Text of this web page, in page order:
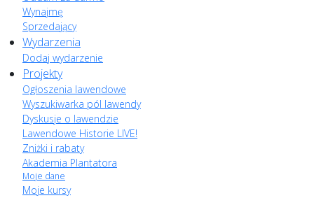
Wynajmę
Sprzedający
Wydarzenia
Dodaj wydarzenie
Projekty
Ogłoszenia lawendowe
Wyszukiwarka pól lawendy
Dyskusje o lawendzie
Lawendowe Historie LIVE!
Zniżki i rabaty
Akademia Plantatora
Moje dane
Moje kursy